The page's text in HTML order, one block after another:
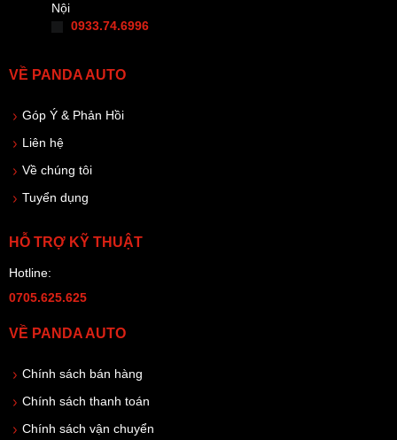
Nội
0933.74.6996
VỀ PANDA AUTO
Góp Ý & Phản Hồi
Liên hệ
Về chúng tôi
Tuyển dụng
HỖ TRỢ KỸ THUẬT
Hotline:
0705.625.625
VỀ PANDA AUTO
Chính sách bán hàng
Chính sách thanh toán
Chính sách vận chuyển